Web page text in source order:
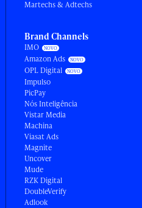
Martechs & Adtechs
Brand Channels
IMO
Amazon Ads
OPL Digital
Impulso
PicPay
Nós Inteligência
Vistar Media
Machina
Viasat Ads
Magnite
Uncover
Mude
RZK Digital
DoubleVerify
Adlook